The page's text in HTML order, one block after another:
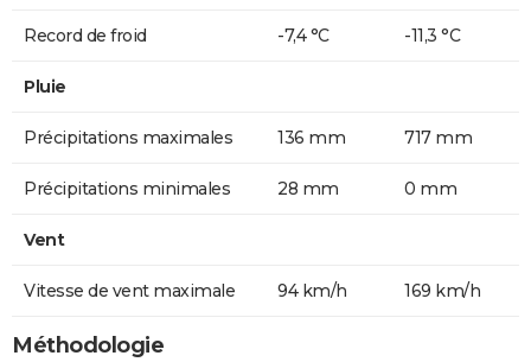
Record de froid -7,4 °C -11,3 °C
Pluie
Précipitations maximales 136 mm 717 mm
Précipitations minimales 28 mm 0 mm
Vent
Vitesse de vent maximale 94 km/h 169 km/h
Méthodologie